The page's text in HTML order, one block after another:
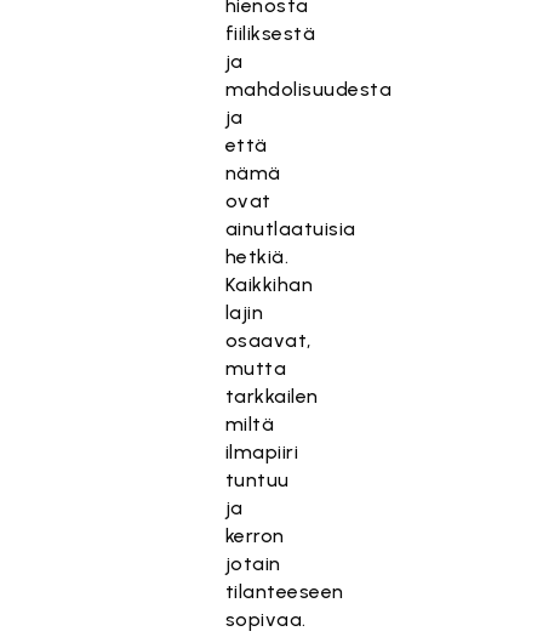
hienosta
fiiliksestä
ja
mahdolisuudesta
ja
että
nämä
ovat
ainutlaatuisia
hetkiä.
Kaikkihan
lajin
osaavat,
mutta
tarkkailen
miltä
ilmapiiri
tuntuu
ja
kerron
jotain
tilanteeseen
sopivaa.